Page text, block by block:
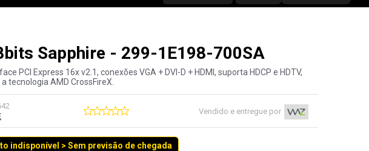
Sapphire - 299-1E198-700SA
PCI Express 16x v2.1, conexões VGA + DVI-D + HDMI, suporta HDCP e HDTV,
tecnologia AMD CrossFireX.
Vendido e entregue por
indisponível > Sem previsão de chegada